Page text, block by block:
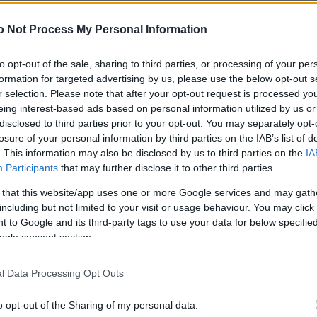
Not Process My Personal Information
opt-out of the sale, sharing to third parties, or processing of your
for targeted advertising by us, please use the below opt-out
selection. Please note that after your opt-out request is processed
interest-based ads based on personal information utilized by us
to third parties prior to your opt-out. You may separately
of your personal information by third parties on the IAB’s list of
This information may also be disclosed by us to third parties on the
Participants that may further disclose it to other third parties.
that this website/app uses one or more Google services and may
but not limited to your visit or usage behaviour. You may
to Google and its third-party tags to use your data for below
consent section.
Data Processing Opt Outs
opt-out of the Sharing of my personal data.
έξοδος με την επτά μηνών κόρη τους
με την 7 μηνών κόρη τους – Φωτογραφίες
γίνει σε κλειστό κύκλο»
είναι το πιο σημαντικό πράγμα στη ζωή μου»
της κόρης του – «Δεν σας λέω το όνομα,
κόρη του και το ενδεχόμενο ενός δεύτερου